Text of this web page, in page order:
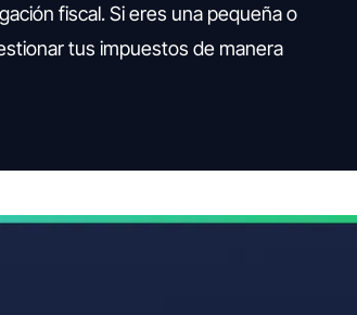
fiscal. Si eres una pequeña o
tus impuestos de manera